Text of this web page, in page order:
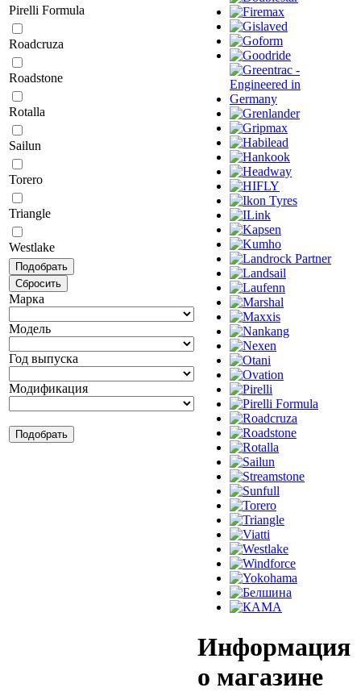
Pirelli Formula
Roadcruza
Roadstone
Rotalla
Sailun
Torero
Triangle
Westlake
Марка
Модель
Год выпуска
Модификация
Информация
о магазине